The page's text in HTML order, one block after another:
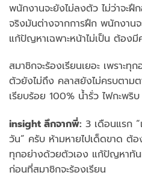
พนักงานจะยังไม่ลงตัว ไม่ว่าจะฝึ
จริงมันต่างจากการฝึก พนักงาน
แก้ปัญหาเฉพาะหน้าไม่เป็น ต้อ
สมาชิกจะร้องเรียนเยอะ เพราะ
ตัวยังไม่ถึง คลาสยังไม่ครบตามต
เรียบร้อย 100% น้ำรั่ว ไฟกะพ
insight ลึกจากพี่: 3 เดือนแรก
วัน” ครับ ห้ามหายไปเด็ดขาด ต้
ทุกอย่างด้วยตัวเอง แก้ปัญหาทัน
ก่อนที่สมาชิกจะร้องเรียน